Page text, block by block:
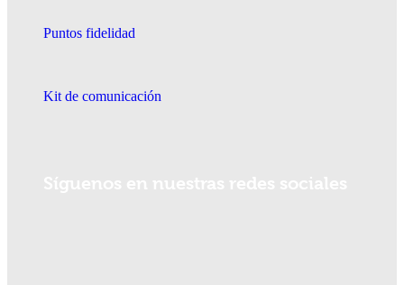
Puntos fidelidad
Kit de comunicación